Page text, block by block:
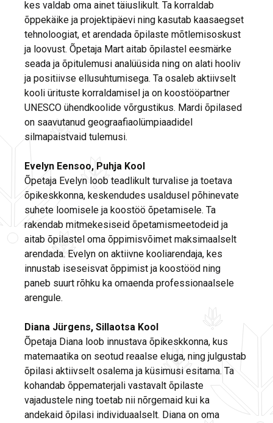
kes valdab oma ainet täiuslikult. Ta korraldab
õppekäike ja projektipäevi ning kasutab kaasaegset
tehnoloogiat, et arendada õpilaste mõtlemisoskust
ja loovust. Õpetaja Mart aitab õpilastel eesmärke
seada ja õpitulemusi analüüsida ning on alati hooliv
ja positiivse ellusuhtumisega. Ta osaleb aktiivselt
kooli ürituste korraldamisel ja on koostööpartner
UNESCO ühendkoolide võrgustikus. Mardi õpilased
on saavutanud geograafiaolümpiaadidel
silmapaistvaid tulemusi.
Evelyn Eensoo, Puhja Kool
Õpetaja Evelyn loob teadlikult turvalise ja toetava
õpikeskkonna, keskendudes usaldusel põhinevate
suhete loomisele ja koostöö õpetamisele. Ta
rakendab mitmekesiseid õpetamismeetodeid ja
aitab õpilastel oma õppimisvõimet maksimaalselt
arendada. Evelyn on aktiivne kooliarendaja, kes
innustab iseseisvat õppimist ja koostööd ning
paneb suurt rõhku ka omaenda professionaalsele
arengule.
Diana Jürgens, Sillaotsa Kool
Õpetaja Diana loob innustava õpikeskkonna, kus
matemaatika on seotud reaalse eluga, ning julgustab
õpilasi aktiivselt osalema ja küsimusi esitama. Ta
kohandab õppematerjali vastavalt õpilaste
vajadustele ning toetab nii nõrgemaid kui ka
andekaid õpilasi individuaalselt. Diana on oma